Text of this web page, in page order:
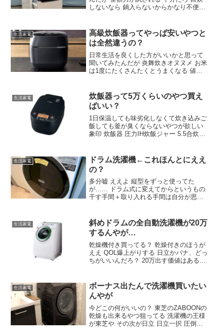
しないなら 鍋入らないからかなり不便
ご飯とか炊いたら小分けにして冷凍とか
しないのか？
生活家電
高級炊飯器ってやっぱ安いやつと
は全然違うの？
日常生活を良くした方がいいかと思って
聞いてみたんだが 炎舞炊きオヌヌメ お米
は1度にたくさんたくとうまくなる 値段
匠の方が美味いぞ そこまでしてガスを勧
める理由は何なんだ？ 美味いから
生活家電
炊飯器って5万くらいのやつ買え
ばいい？
1日保温しても味劣化しなくて炊き込みご
飯しても釜が臭くならないやつが欲しい
象印 炊飯器 圧力IH炊飯ジャー 5.5合炊き
もあるけど粒立ちと半日経ってもそこそ
こ美味しくてよかった
生活家電
ドラム洗濯機←これほんとにええ
の？
多分嘘 ええよ 縦型をずっと使ってた
が…… ドラム式に変えてからというもの
干す手間＋取り入れる手間は自分が思っ
って二段台に設置するのが最強 それぞれ
メリットデメリットはあるが
生活家電
斜めドラムの全自動洗濯機が20万
するんやが…
乾燥機付き買ってる？ 乾燥付きのほうが
ええ QOL爆上がりする 日立かパナ、どっ
ちがいいんだろ？ 20万出す価値はあるで
てるけど言うほど電気代高くないで ドラ
ム式って何がええん？
生活家電
ボーナス出たんで洗濯機買いたい
んやが
今どこの何がいいの？ 東芝のZABOONの
乾燥も出来るやつ狙ってる 洗濯機の王様
が東芝や その次が日立 日立一択 圧倒的